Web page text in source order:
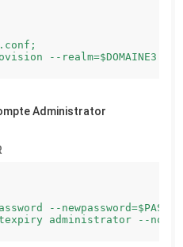
--
Administrator
--
administrator --